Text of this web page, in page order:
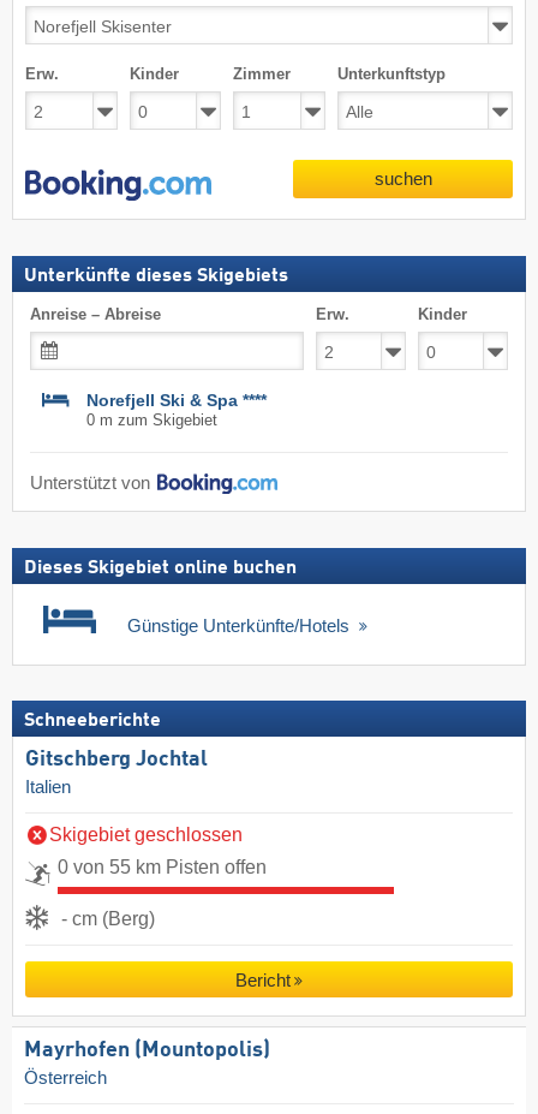
Erw. Kinder Zimmer Unterkunftstyp
suchen
Unterkünfte dieses Skigebiets
Anreise – Abreise Erw. Kinder
Norefjell Ski & Spa ****
0 m zum Skigebiet
Unterstützt von
Dieses Skigebiet online buchen
Günstige Unterkünfte/Hotels
Schneeberichte
Gitschberg Jochtal
Italien
Skigebiet geschlossen
0 von 55 km Pisten offen
- cm (Berg)
Bericht
Mayrhofen (Mountopolis)
Österreich